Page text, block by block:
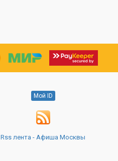
Мой ID
Rss лента - Афиша Москвы